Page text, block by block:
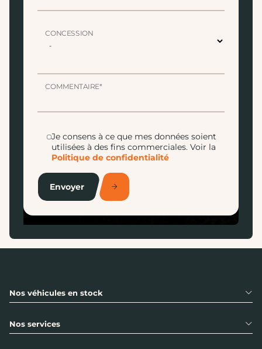
CONCESSION
COMMENTAIRE*
Je consens à ce que mes données soient
utilisées à des fins commerciales. Voir la
Politique de confidentialité
Envoyer
Nos véhicules en stock
Nos services